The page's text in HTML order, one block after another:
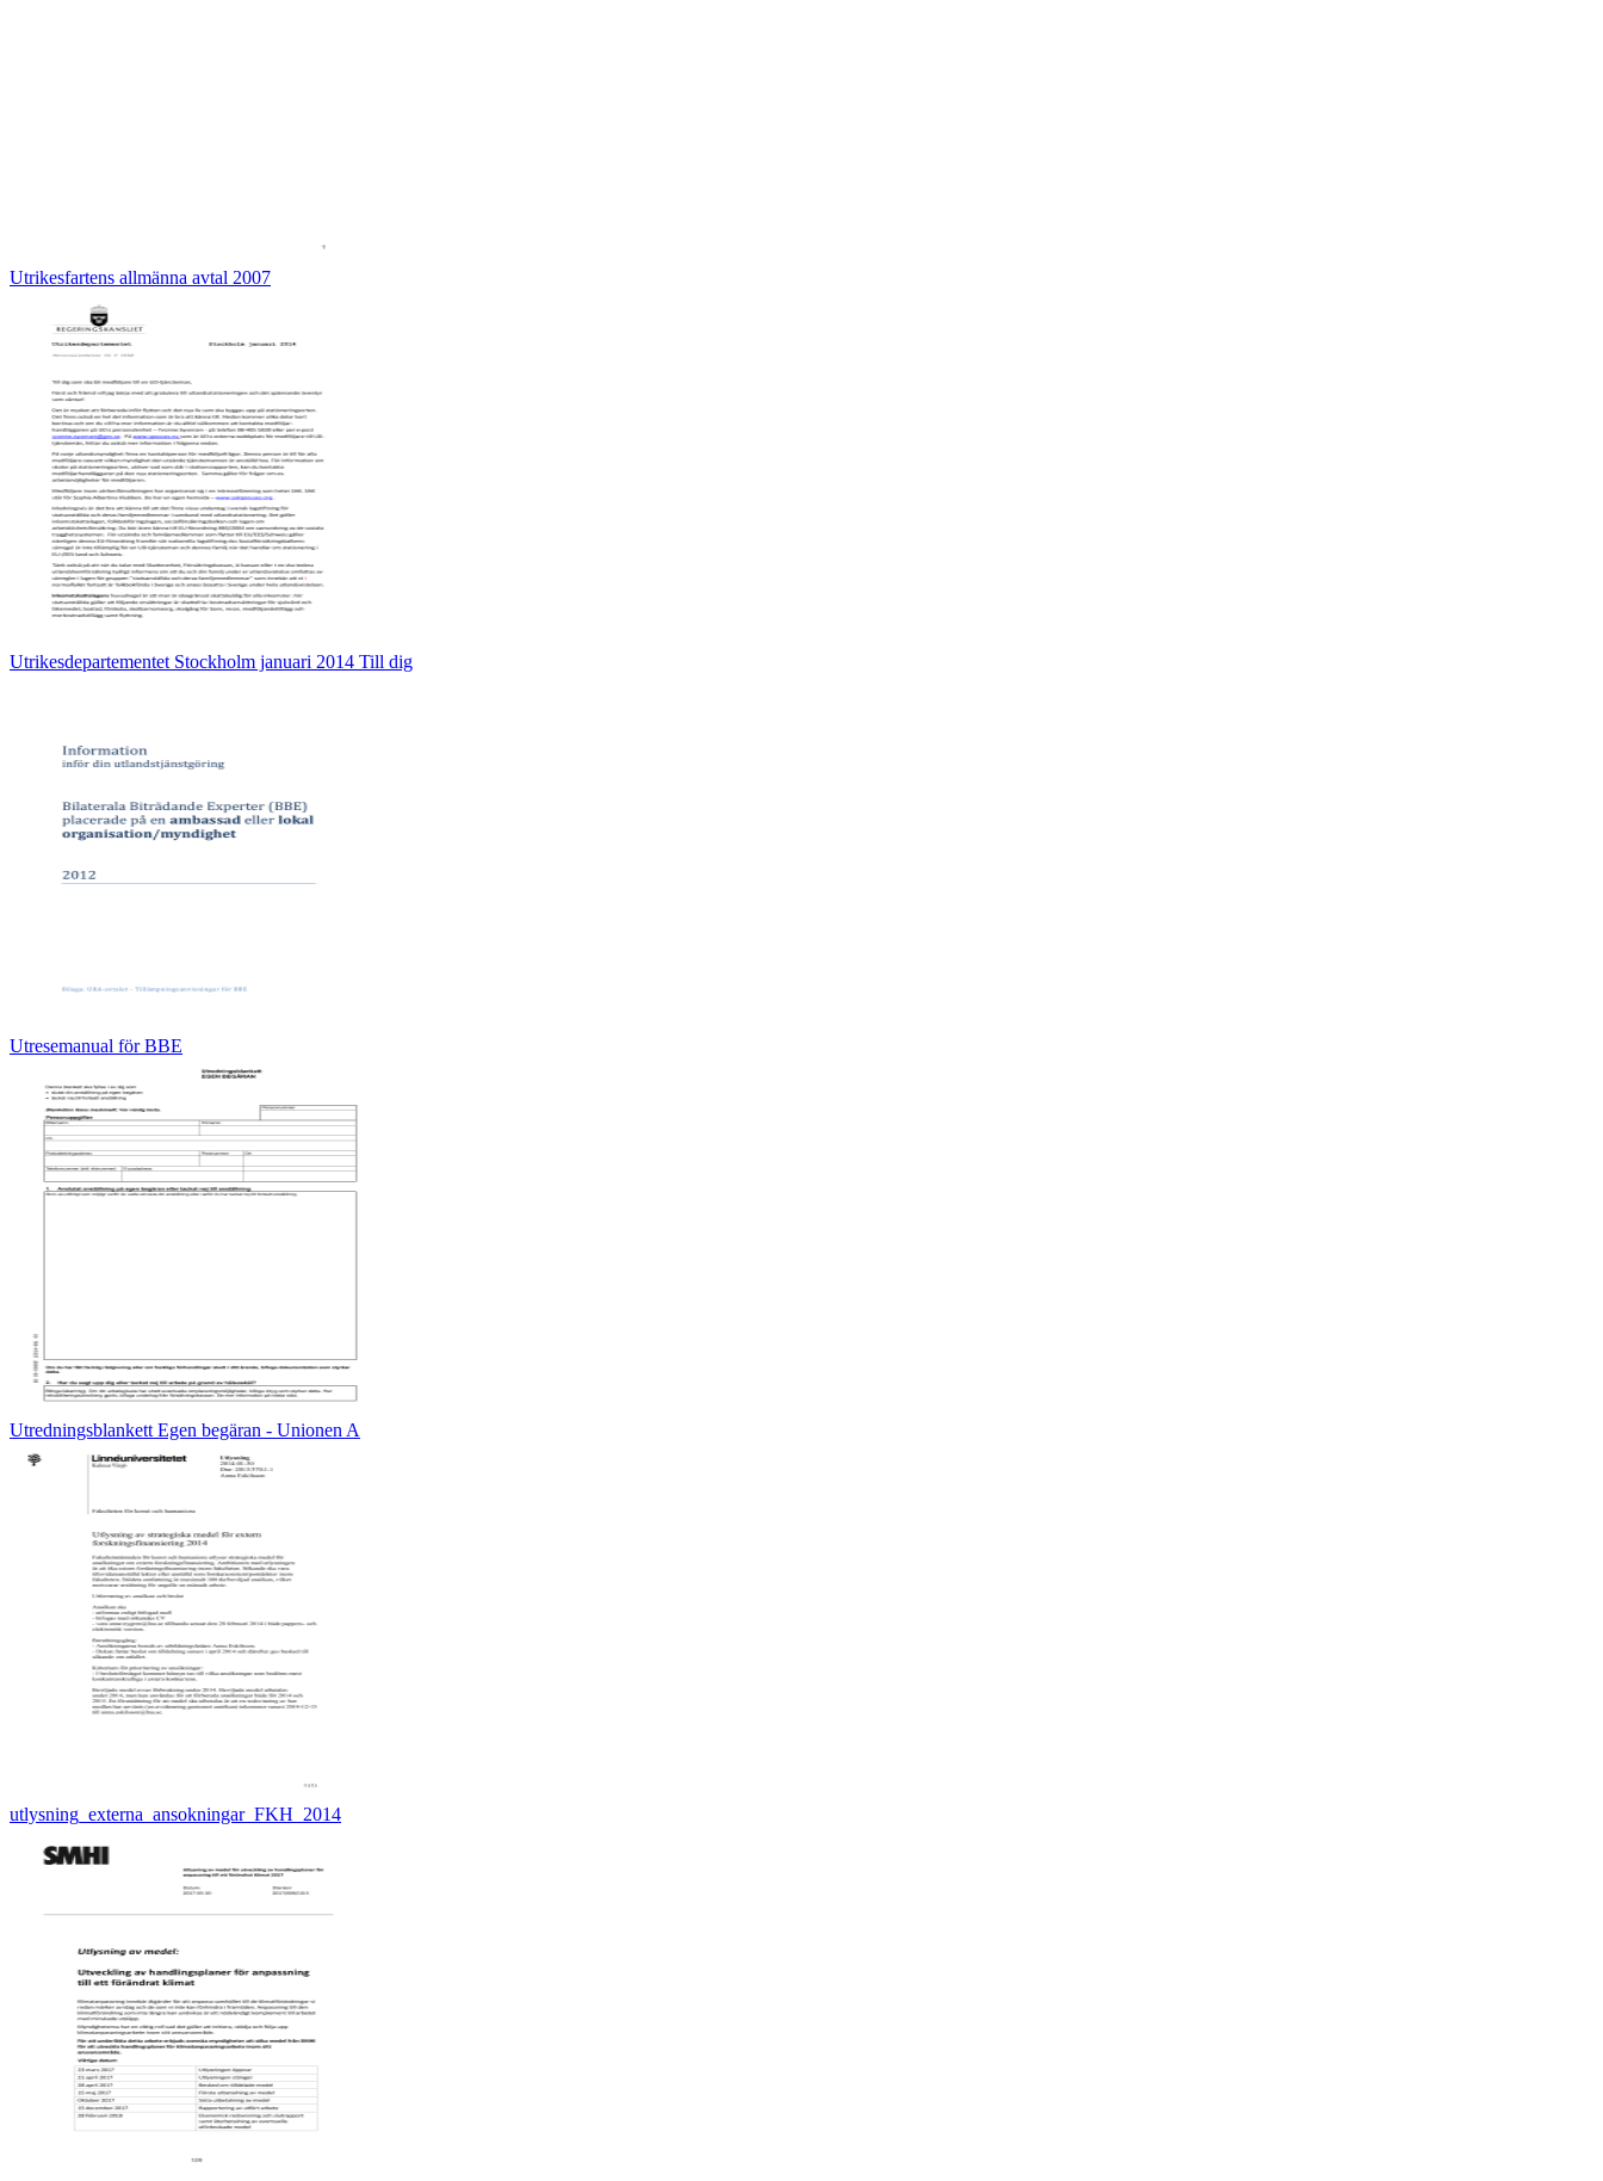
Utrikesfartens allmänna avtal 2007
Utrikesdepartementet Stockholm januari 2014 Till dig
Utresemanual för BBE
Utredningsblankett Egen begäran - Unionen A
utlysning_externa_ansokningar_FKH_2014